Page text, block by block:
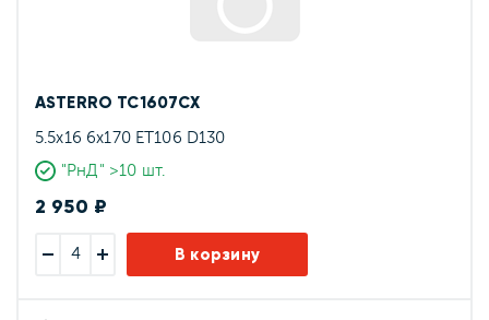
ASTERRO TC1607CX
5.5x16 6x170 ET106 D130
"РнД" >10 шт.
2 950 ₽
В корзину